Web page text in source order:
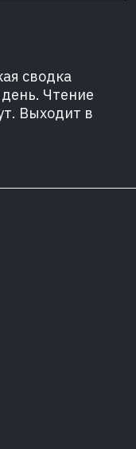
сводка
Чтение
Выходит в